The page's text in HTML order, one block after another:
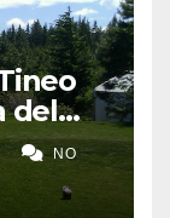
del
por
NO